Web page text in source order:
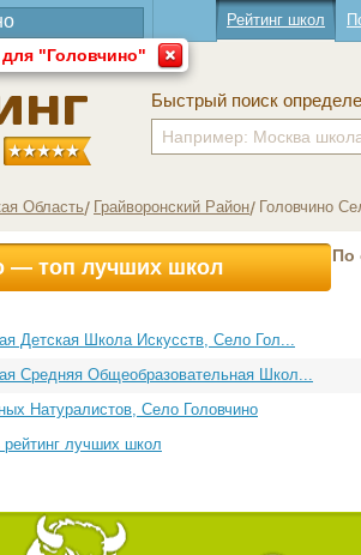
"Головчино"
Рейтинг школ
Быстрый поиск
Область Грайворонский Район Головчино
— топ лучших школ По
Детская Школа Искусств, Село Гол...
Средняя Общеобразовательная Школ...
Натуралистов, Село Головчино
рейтинг лучших школ